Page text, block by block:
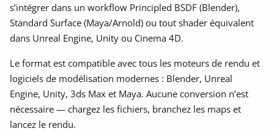
s’intégrer dans un workflow Principled BSDF (Blender),
Standard Surface (Maya/Arnold) ou tout shader équivalent
dans Unreal Engine, Unity ou Cinema 4D.
Le format est compatible avec tous les moteurs de rendu et
logiciels de modélisation modernes : Blender, Unreal
Engine, Unity, 3ds Max et Maya. Aucune conversion n’est
nécessaire — chargez les fichiers, branchez les maps et
lancez le rendu.